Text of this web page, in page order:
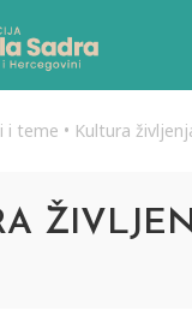
i teme • Kultura